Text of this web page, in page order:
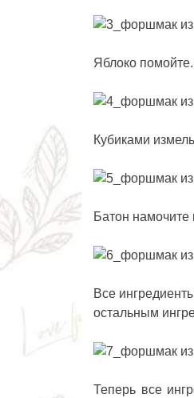
Яблоко
Кубиками
Батон намочите
Все
остальным
Теперь все